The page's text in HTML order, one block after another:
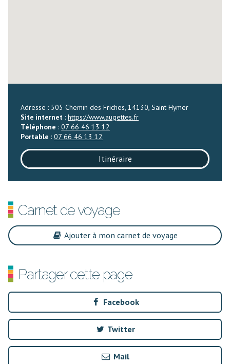
Adresse : 505 Chemin des Friches, 14130, Saint Hymer
Site internet :https://www.augettes.fr
Téléphone :07 66 46 13 12
Portable :07 66 46 13 12
Itinéraire
Carnet de voyage
Ajouter à mon carnet de voyage
Partager cette page
Facebook
Twitter
Mail